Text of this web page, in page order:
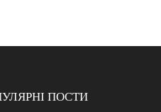
ПОСТИ